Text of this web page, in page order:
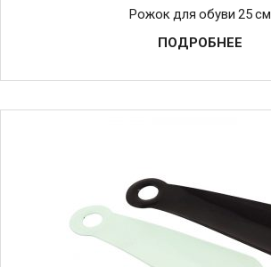
Рожок для обуви 25 см
ПОДРОБНЕЕ